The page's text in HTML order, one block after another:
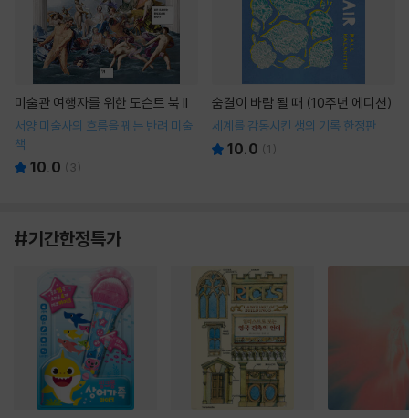
미술관 여행자를 위한 도슨트 북 II
서양 미술사의 흐름을 꿰는 반려 미술
책
10.0 ( 3)
숨결이 바람 될 때 (10주년 에디션)
세계를 감동시킨 생의 기록 한정판
10.0 (1 )
#기간한정특가